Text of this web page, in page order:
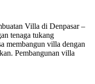
Villa di Denpasar –
tenaga tukang
membangun villa dengan
Pembangunan villa